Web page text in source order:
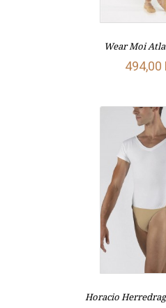
Wear Moi
494,00
Horacio